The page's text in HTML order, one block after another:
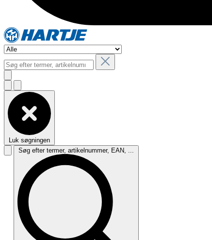
Luk søgningen
Søg efter termer, artikelnummer, EAN, ...